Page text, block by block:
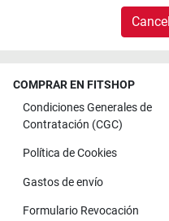
COMPRAR EN FITSHOP
Condiciones Generales de
Contratación (CGC)
Política de Cookies
Gastos de envío
Formulario Revocación